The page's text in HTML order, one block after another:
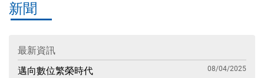
新聞
最新資訊
邁向數位繁榮時代
08/04/2025